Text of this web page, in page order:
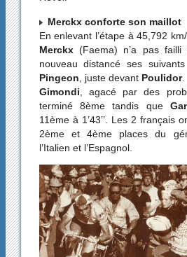
Merckx conforte son maillot
En enlevant l’étape à 45,792
Merckx(Faema) n’a pas
nouveau distancé ses
Pingeon , juste devantPoulidor.
Gimondi , agacé par des
terminé 8ème tandis que
11ème à 1’43’’. Les 2 français
2ème et 4ème places du
l’Italien et l’Espagnol.